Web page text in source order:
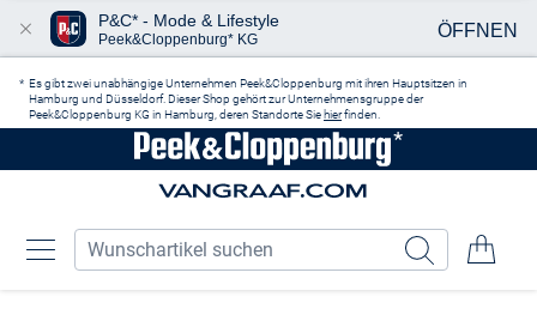
Es gibt zwei unabhängige Unternehmen Peek&Cloppenburg mit ihren Hauptsitzen in
Hamburg und Düsseldorf. Dieser Shop gehört zur Unternehmensgruppe der
Peek&Cloppenburg KG in Hamburg, deren Standorte Sie hierfinden.
P&C* - Mode & Lifestyle
Peek&Cloppenburg* KG ÖFFNEN